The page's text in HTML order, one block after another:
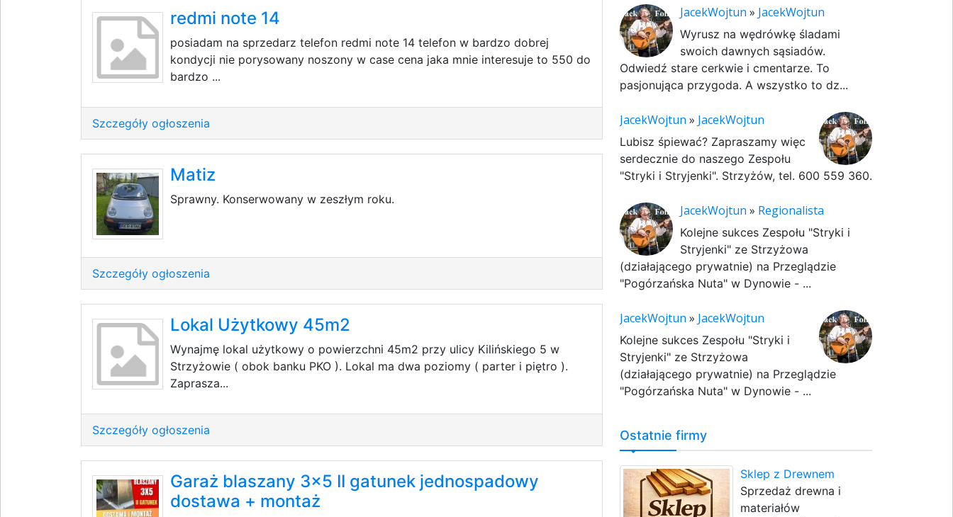
redmi note 14
posiadam na sprzedarz telefon redmi note 14 telefon w bardzo dobrej
kondycji nie porysowany noszony w case cena jaka mnie interesuje to 550 do
bardzo ...
Szczegóły ogłoszenia
Matiz
Sprawny. Konserwowany w zeszłym roku.
Szczegóły ogłoszenia
Lokal Użytkowy 45m2
Wynajmę lokal użytkowy o powierzchni 45m2 przy ulicy Kilińskiego 5 w
Strzyżowie ( obok banku PKO ). Lokal ma dwa poziomy ( parter i piętro ).
Zaprasza...
Szczegóły ogłoszenia
Garaż blaszany 3x5 II gatunek jednospadowy
dostawa + montaż
JacekWojtun » JacekWojtun
Wyrusz na wędrówkę śladami
swoich dawnych sąsiadów.
Odwiedź stare cerkwie i cmentarze. To
pasjonująca przygoda. A wszystko to dz...
JacekWojtun » JacekWojtun
Lubisz śpiewać? Zapraszamy więc
serdecznie do naszego Zespołu
"Stryki i Stryjenki". Strzyżów, tel. 600 559 360.
JacekWojtun » Regionalista
Kolejne sukces Zespołu "Stryki i
Stryjenki" ze Strzyżowa
(działającego prywatnie) na Przeglądzie
"Pogórzańska Nuta" w Dynowie - ...
JacekWojtun » JacekWojtun
Kolejne sukces Zespołu "Stryki i
Stryjenki" ze Strzyżowa
(działającego prywatnie) na Przeglądzie
"Pogórzańska Nuta" w Dynowie - ...
Ostatnie firmy
Sklep z Drewnem
Sprzedaż drewna i
materiałów